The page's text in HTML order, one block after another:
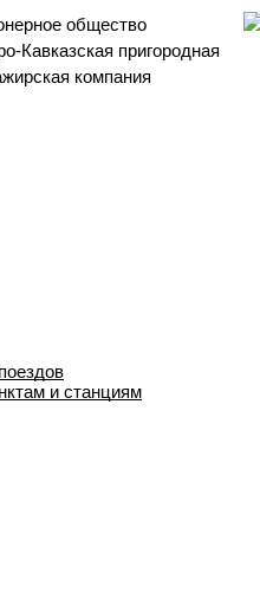
общество
Кавказская пригородная
компания
и станциям